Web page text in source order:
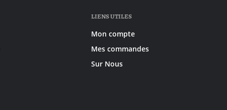
LIENS UTILES
Mon compte
Mes commandes
Sur Nous